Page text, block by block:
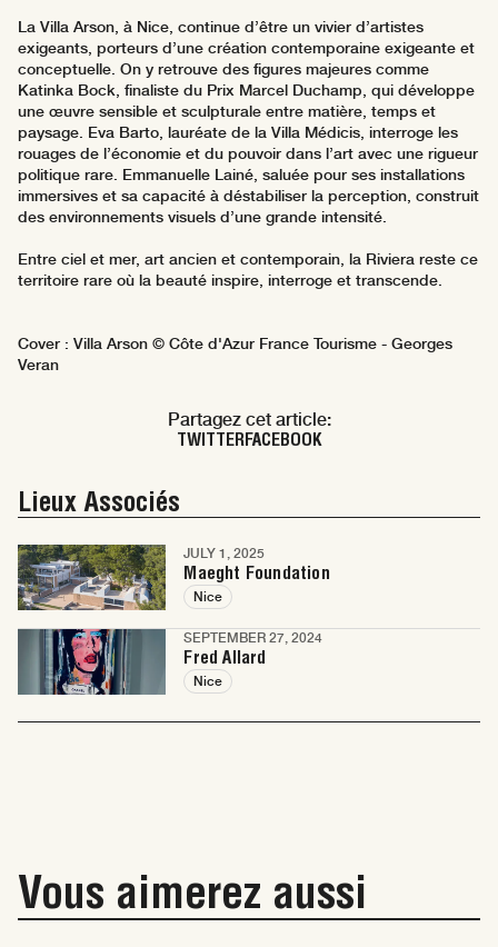
La Villa Arson, à Nice, continue d’être un vivier d’artistes
exigeants, porteurs d’une création contemporaine exigeante et
conceptuelle. On y retrouve des figures majeures comme
Katinka Bock, finaliste du Prix Marcel Duchamp, qui développe
une œuvre sensible et sculpturale entre matière, temps et
paysage. Eva Barto, lauréate de la Villa Médicis, interroge les
rouages de l’économie et du pouvoir dans l’art avec une rigueur
politique rare. Emmanuelle Lainé, saluée pour ses installations
immersives et sa capacité à déstabiliser la perception, construit
des environnements visuels d’une grande intensité.
Entre ciel et mer, art ancien et contemporain, la Riviera reste ce
territoire rare où la beauté inspire, interroge et transcende.
Cover : Villa Arson © Côte d'Azur France Tourisme - Georges
Veran
Partagez cet article:
TWITTERFACEBOOK
Lieux Associés
JULY 1, 2025
Maeght Foundation
Nice
SEPTEMBER 27, 2024
Fred Allard
Nice
Vous aimerez aussi